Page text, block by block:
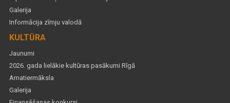
Galerija
Informācija zīmju valodā
KULTŪRA
Jaunumi
2026. gada lielākie kultūras pasākumi Rīgā
Amatiermāksla
Galerija